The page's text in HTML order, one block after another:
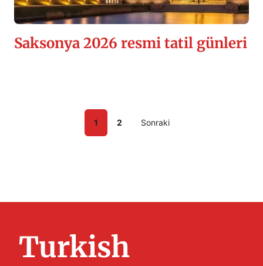
Saksonya 2026 resmi tatil günleri
1 2 Sonraki
Turkish